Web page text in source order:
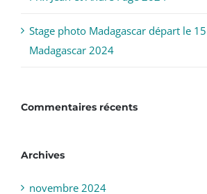
Stage photo Madagascar départ le
Madagascar 2024
Commentaires récents
Archives